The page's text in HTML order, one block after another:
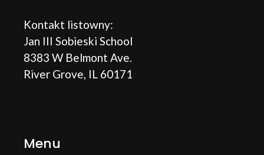
Kontakt listowny:
Jan III Sobieski School
8383 W Belmont Ave.
River Grove, IL 60171
Menu